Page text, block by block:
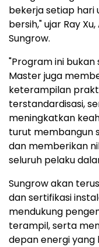
bekerja setiap hari
bersih," ujar Ray
Sungrow.
"Program ini
Master juga
keterampilan
terstandardisasi,
meningkatkan
turut membangun
dan memberikan
seluruh pelaku
Sungrow akan
dan sertifikasi
mendukung
terampil, serta
depan energi yang